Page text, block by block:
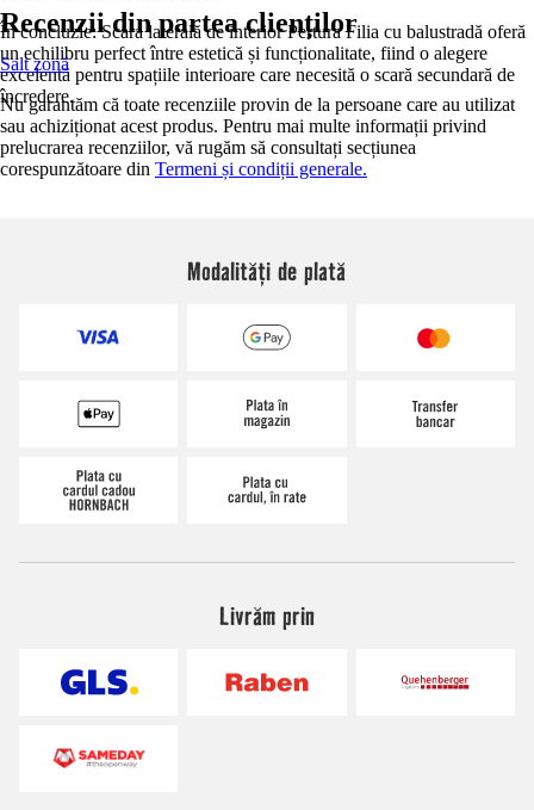
În concluzie: Scara laterală de interior Pertura Filia cu balustradă oferă
un echilibru perfect între estetică și funcționalitate, fiind o alegere
excelentă pentru spațiile interioare care necesită o scară secundară de
încredere.
Recenzii din partea clienților
Salt zonă
Nu garantăm că toate recenziile provin de la persoane care au utilizat
sau achiziționat acest produs. Pentru mai multe informații privind
prelucrarea recenziilor, vă rugăm să consultați secțiunea
corespunzătoare din Termeni și condiții generale.
Modalități de plată
Livrăm prin